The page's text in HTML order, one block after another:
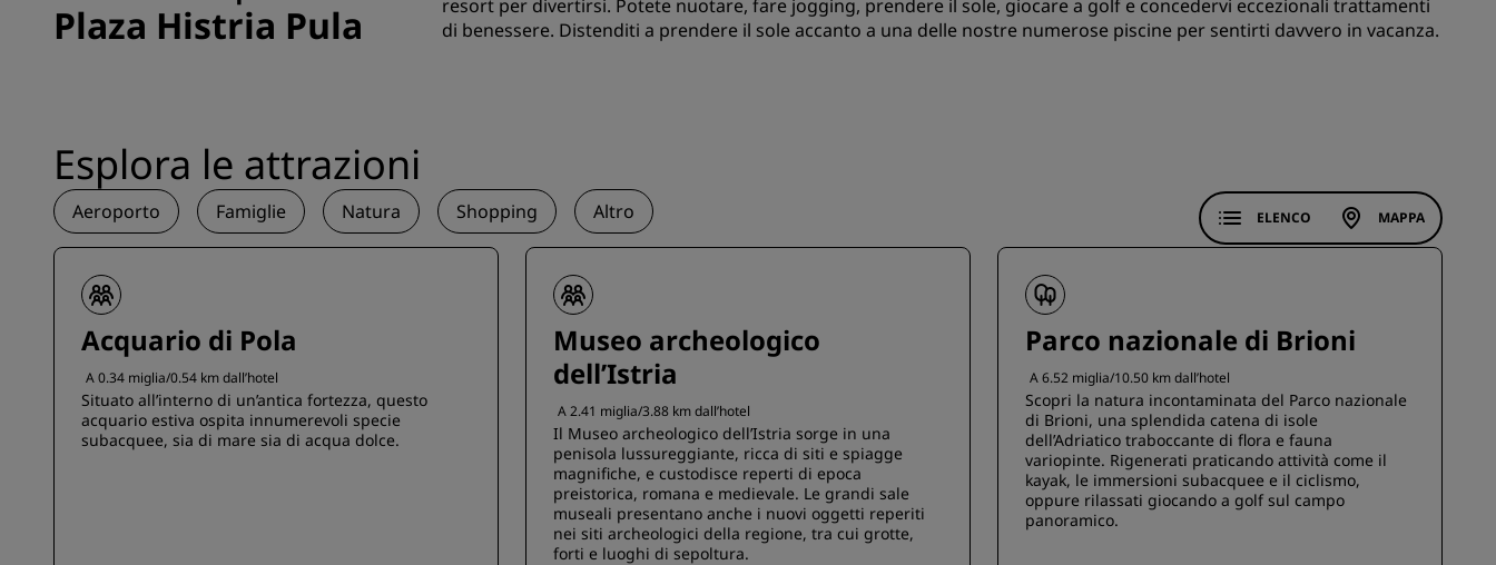
ISCRIVITI
Plaza Histria Pula
resort per divertirsi. Potete nuotare, fare jogging, prendere il sole, giocare a golf e concedervi eccezionali trattamenti
di benessere. Distenditi a prendere il sole accanto a una delle nostre numerose piscine per sentirti davvero in vacanza.
Esplora le attrazioni
Aeroporto Famiglie Natura Shopping Altro ELENCO MAPPA
Acquario di Pola
A 0.34 miglia/0.54 km dall’hotel
Situato all’interno di un’antica fortezza, questo
acquario estiva ospita innumerevoli specie
subacquee, sia di mare sia di acqua dolce.
Museo archeologico
dell’Istria
A 2.41 miglia/3.88 km dall’hotel
Il Museo archeologico dell’Istria sorge in una
penisola lussureggiante, ricca di siti e spiagge
magnifiche, e custodisce reperti di epoca
preistorica, romana e medievale. Le grandi sale
museali presentano anche i nuovi oggetti reperiti
nei siti archeologici della regione, tra cui grotte,
forti e luoghi di sepoltura.
Parco nazionale di Brioni
A 6.52 miglia/10.50 km dall’hotel
Scopri la natura incontaminata del Parco nazionale
di Brioni, una splendida catena di isole
dell’Adriatico traboccante di flora e fauna
variopinte. Rigenerati praticando attività come il
kayak, le immersioni subacquee e il ciclismo,
oppure rilassati giocando a golf sul campo
panoramico.